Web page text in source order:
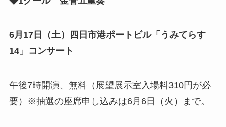
6月17日（土）
四日市港ポートビル「うみてらす
14」コンサート
午後7時開演、無料（展望展示室入場料310円が必
要）※抽選の座席申し込みは6月6日（火）まで。